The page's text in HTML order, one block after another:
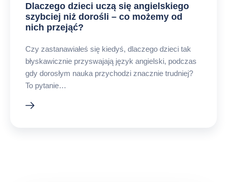
arykułu
Dlaczego dzieci uczą się angielskiego
szybciej niż dorośli – co możemy od
nich przejąć?
Czy zastanawiałeś się kiedyś, dlaczego dzieci tak
błyskawicznie przyswajają język angielski, podczas
gdy dorosłym nauka przychodzi znacznie trudniej?
To pytanie…